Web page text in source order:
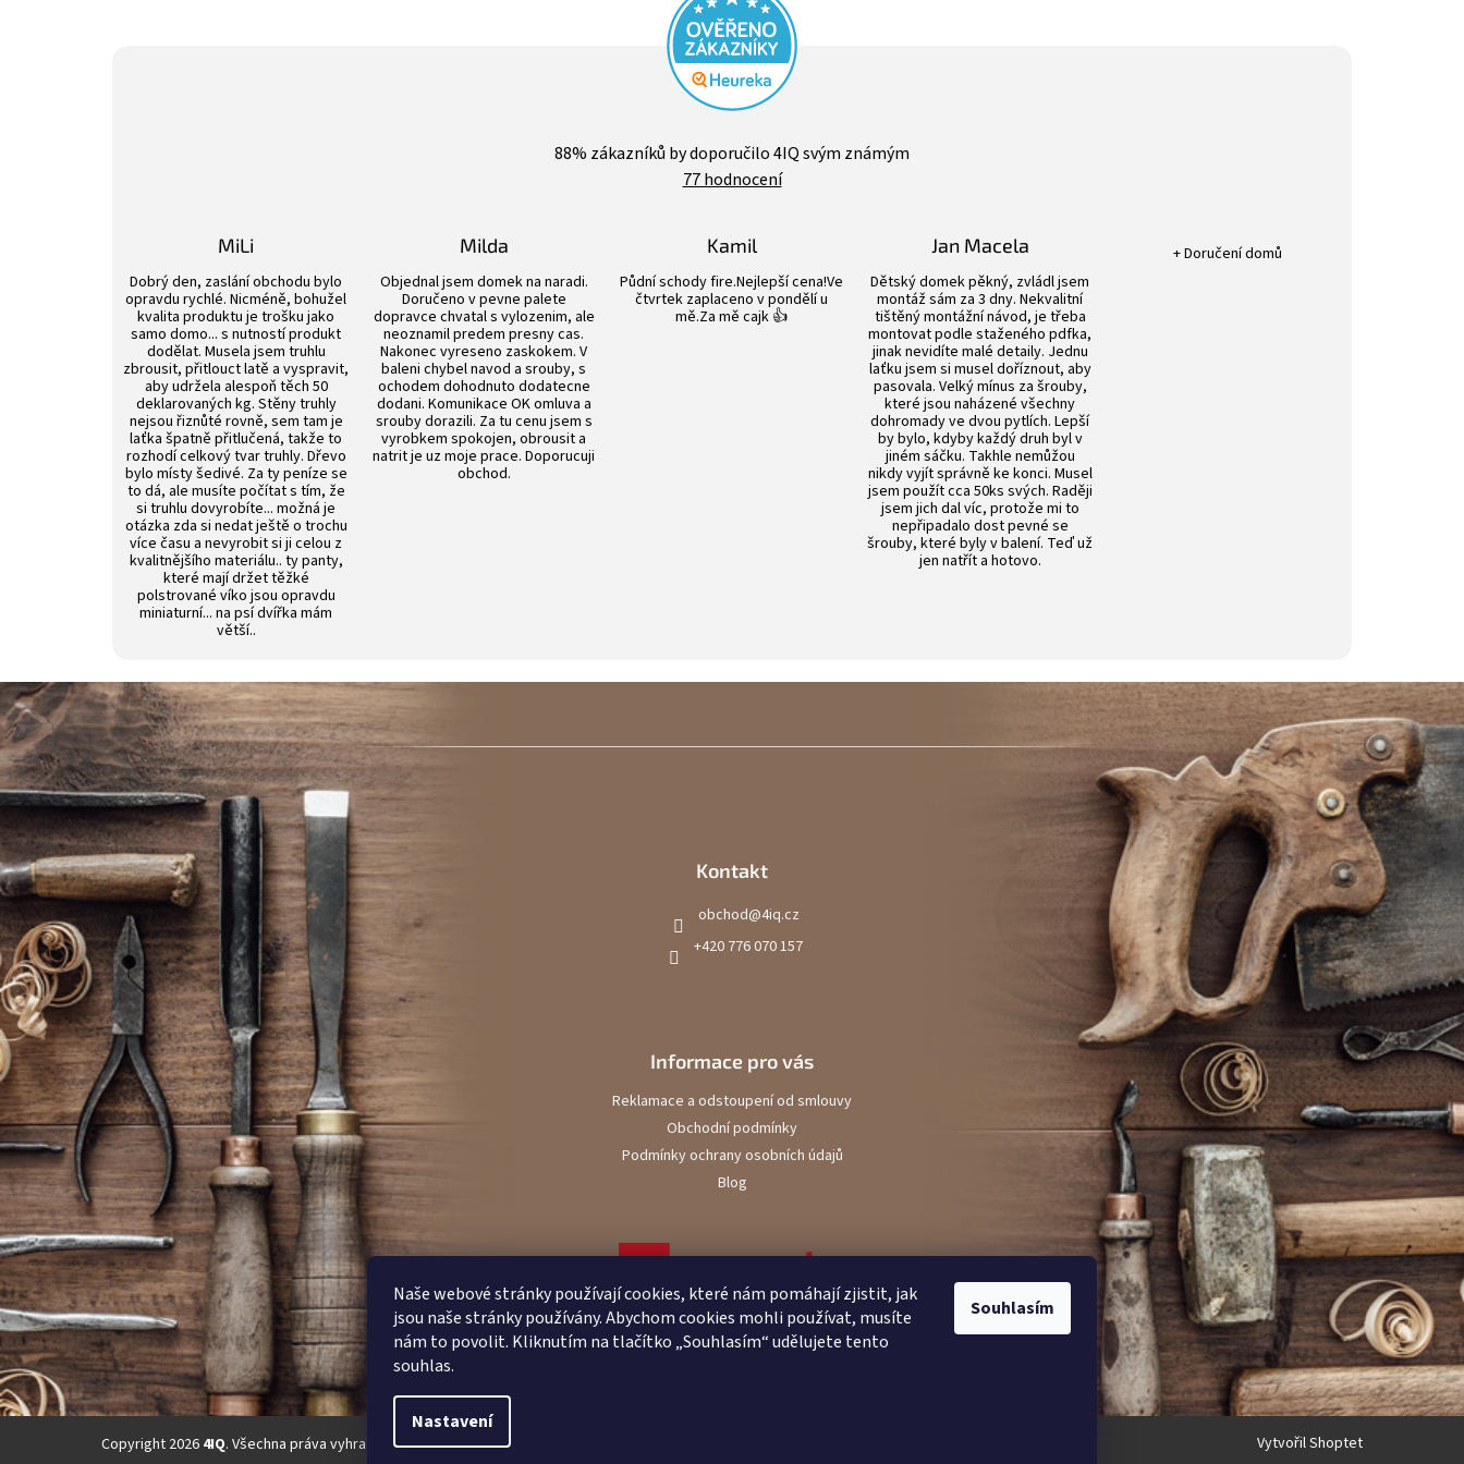
Naše webové stránky používají cookies, které nám pomáhají zjistit, jak
jsou naše stránky používány. Abychom cookies mohli používat, musíte
nám to povolit. Kliknutím na tlačítko „Souhlasím“ udělujete tento
souhlas.
Nastavení
Souhlasím
hodnocení
obchodu
je
hvězdiček.
88% zákazníků by doporučilo 4IQ svým známým
77 hodnocení
MiLi
Dobrý den, zaslání obchodu bylo
opravdu rychlé. Nicméně, bohužel
kvalita produktu je trošku jako
samo domo... s nutností produkt
dodělat. Musela jsem truhlu
zbrousit, přitlouct latě a vyspravit,
aby udržela alespoň těch 50
deklarovaných kg. Stěny truhly
nejsou řiznůté rovně, sem tam je
laťka špatně přitlučená, takže to
rozhodí celkový tvar truhly. Dřevo
bylo místy šedivé. Za ty peníze se
to dá, ale musíte počítat s tím, že
si truhlu dovyrobíte... možná je
otázka zda si nedat ještě o trochu
více času a nevyrobit si ji celou z
kvalitnějšího materiálu.. ty panty,
které mají držet těžké
polstrované víko jsou opravdu
miniaturní... na psí dvířka mám
větší..
Milda
Objednal jsem domek na naradi.
Doručeno v pevne palete
dopravce chvatal s vylozenim, ale
neoznamil predem presny cas.
Nakonec vyreseno zaskokem. V
baleni chybel navod a srouby, s
ochodem dohodnuto dodatecne
dodani. Komunikace OK omluva a
srouby dorazili. Za tu cenu jsem s
vyrobkem spokojen, obrousit a
natrit je uz moje prace. Doporucuji
obchod.
Kamil
Půdní schody fire.Nejlepší cena!Ve
čtvrtek zaplaceno v pondělí u
mě.Za mě cajk 👍
Jan Macela
Dětský domek pěkný, zvládl jsem
montáž sám za 3 dny. Nekvalitní
tištěný montážní návod, je třeba
montovat podle staženého pdfka,
jinak nevidíte malé detaily. Jednu
laťku jsem si musel doříznout, aby
pasovala. Velký mínus za šrouby,
které jsou naházené všechny
dohromady ve dvou pytlích. Lepší
by bylo, kdyby každý druh byl v
jiném sáčku. Takhle nemůžou
nikdy vyjít správně ke konci. Musel
jsem použít cca 50ks svých. Raději
jsem jich dal víc, protože mi to
nepřipadalo dost pevné se
šrouby, které byly v balení. Teď už
jen natřít a hotovo.
+ Doručení domů
Z
á
p
a
t
Kontakt
obchod@4iq.cz
+420 776 070 157
Informace pro vás
Reklamace a odstoupení od smlouvy
Obchodní podmínky
Podmínky ochrany osobních údajů
Blog
Vytvořil Shoptet
Copyright 2026 4IQ. Všechna práva vyhrazena.